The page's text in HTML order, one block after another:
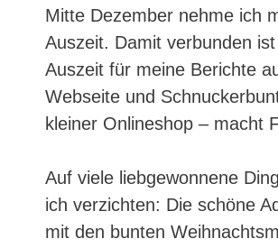
Mitte Dezember nehme ich
Auszeit. Damit verbunden
Auszeit für meine Berichte
Webseite und
kleiner Onlineshop – macht
Auf viele liebgewonnene
ich verzichten: Die schöne
mit den bunten